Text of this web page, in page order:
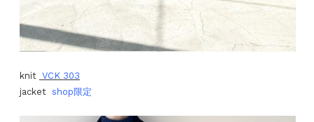
knit VCK 303
jacket shop限定